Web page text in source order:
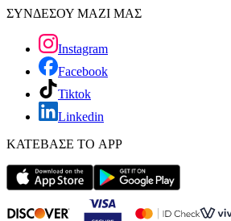
ΣΥΝΔΕΣΟΥ ΜΑΖΙ ΜΑΣ
Instagram
Facebook
Tiktok
Linkedin
ΚΑΤΕΒΑΣΕ ΤΟ APP